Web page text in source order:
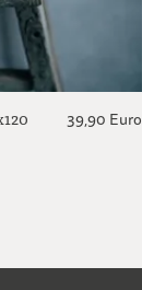
39,90 Euro